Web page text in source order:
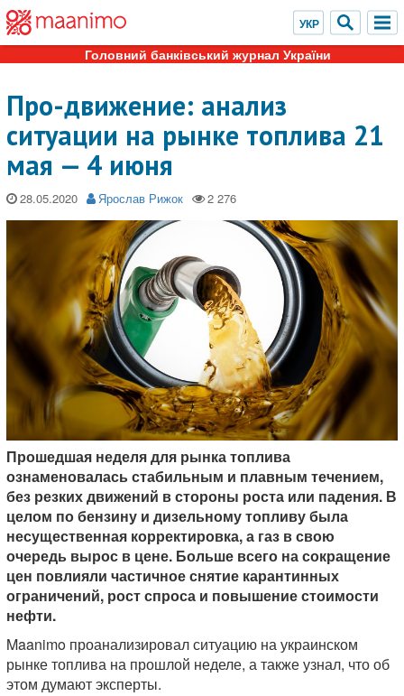
Головний банківський журнал України
Про-движение: анализ
ситуации на рынке топлива 21
мая — 4 июня
28.05.2020 Ярослав Рижок
Прошедшая неделя для рынка топлива
ознаменовалась стабильным и плавным течением,
без резких движений в стороны роста или падения. В
целом по бензину и дизельному топливу была
несущественная корректировка, а газ в свою
очередь вырос в цене. Больше всего на сокращение
цен повлияли частичное снятие карантинных
ограничений, рост спроса и повышение стоимости
нефти.
Maanimo проанализировал ситуацию на украинском
рынке топлива на прошлой неделе, а также узнал, что об
этом думают эксперты.